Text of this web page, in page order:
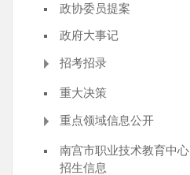
政协委员提案
政府大事记
招考招录
重大决策
重点领域信息公开
南宫市职业技术教育中心
招生信息